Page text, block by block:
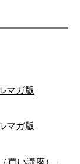
マガ版
マガ版